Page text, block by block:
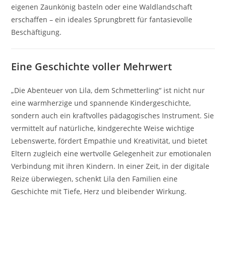
eigenen Zaunkönig basteln oder eine Waldlandschaft
erschaffen – ein ideales Sprungbrett für fantasievolle
Beschäftigung.
Eine Geschichte voller Mehrwert
„Die Abenteuer von Lila, dem Schmetterling“ ist nicht nur
eine warmherzige und spannende Kindergeschichte,
sondern auch ein kraftvolles pädagogisches Instrument. Sie
vermittelt auf natürliche, kindgerechte Weise wichtige
Lebenswerte, fördert Empathie und Kreativität, und bietet
Eltern zugleich eine wertvolle Gelegenheit zur emotionalen
Verbindung mit ihren Kindern. In einer Zeit, in der digitale
Reize überwiegen, schenkt Lila den Familien eine
Geschichte mit Tiefe, Herz und bleibender Wirkung.